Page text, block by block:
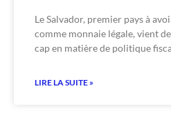
Le Salvador, premier pays à
comme monnaie légale, vient
cap en matière de politique
LIRE LA SUITE »